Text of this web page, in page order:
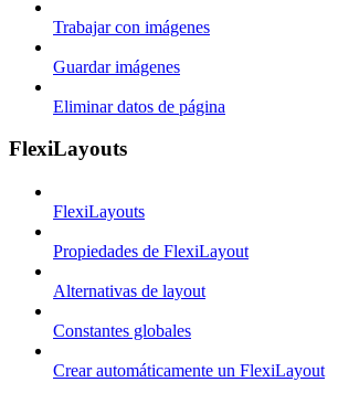
Trabajar con imágenes
Guardar imágenes
Eliminar datos de página
FlexiLayouts
FlexiLayouts
Propiedades de FlexiLayout
Alternativas de layout
Constantes globales
Crear automáticamente un FlexiLayout